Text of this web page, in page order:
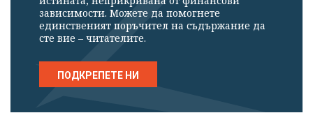
зависимости. Можете да помогнете
единственият поръчител на съдържание да
сте вие – читателите.
ПОДКРЕПЕТЕ НИ